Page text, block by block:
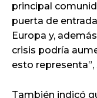
principal
puerta de
Europa y,
crisis podría
esto representa”,
También indicó